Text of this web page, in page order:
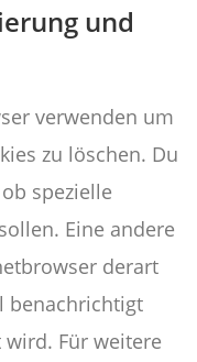
und
verwenden um
zu löschen. Du
spezielle
Eine andere
derart
benachrichtigt
Für weitere